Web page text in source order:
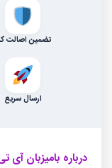
تضمین اصالت
ارسال سریع
درباره بامیزبان آی